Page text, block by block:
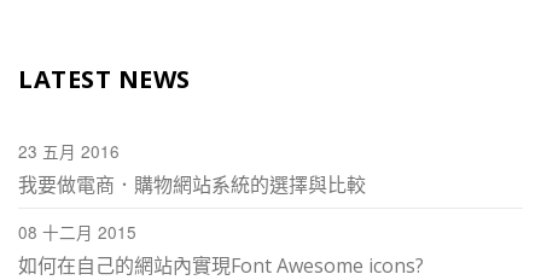
LATEST NEWS
23 五月 2016
我要做電商．購物網站系統的選擇與比較
08 十二月 2015
如何在自己的網站內實現Font Awesome icons?